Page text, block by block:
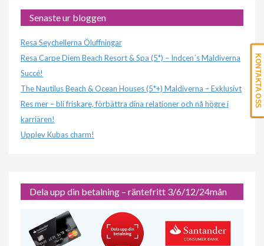
Senaste ur bloggen
Resa Seychellerna Öluffningar
Resa Carpe Diem Beach Resort & Spa (5*) – Indcen´s Maldiverna
Succé!
The Nautilus Beach & Ocean Houses (5*+) Maldiverna – Exklusivt
Res mer – bli friskare, förbättra dina relationer och nå högre i
karriären!
Upplev Kubas charm!
Dela upp din betalning – räntefritt 3/6/12/24mån
KONTAKTA OSS